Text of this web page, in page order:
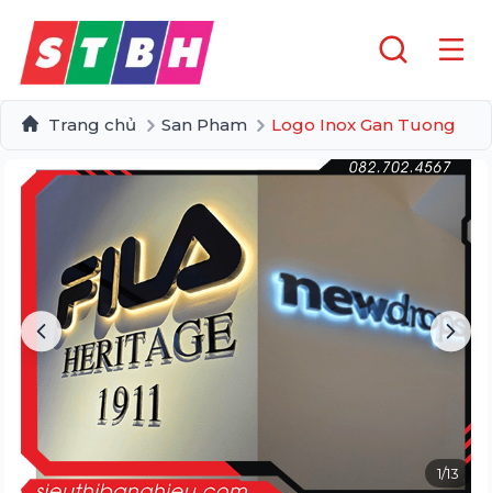
Trang chủ San Pham Logo Inox Gan Tuong
1/13